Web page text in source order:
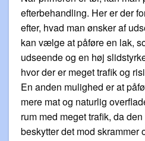
efterbehandling. Her er der
efter, hvad man ønsker af
kan vælge at påføre en lak,
udseende og en høj
hvor der er meget trafik og
En anden mulighed er at
mere mat og naturlig
rum med meget trafik, da
beskytter det mod skrammer